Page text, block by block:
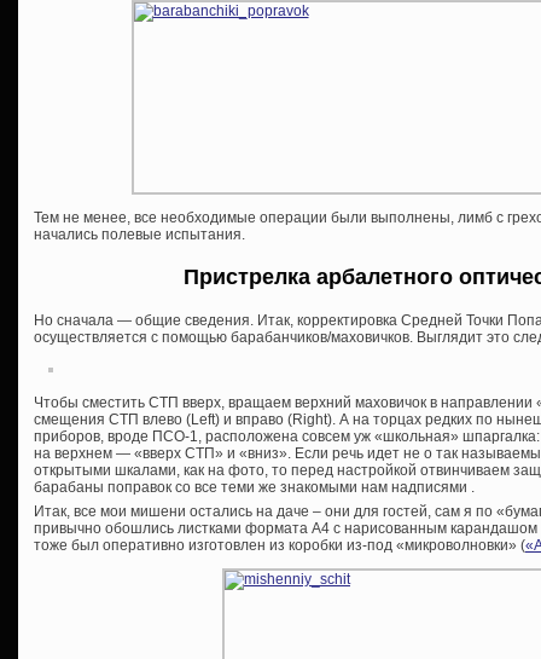
Тем не менее, все необходимые операции были выполнены, лимб с
начались полевые испытания.
Пристрелка арбалетного
Но сначала — общие сведения. Итак, корректировка Средней Точки
осуществляется с помощью барабанчиков/маховичков. Выглядит это
Чтобы сместить СТП вверх, вращаем верхний маховичок в
смещения СТП влево (Left) и вправо (Right). А на торцах редких по
приборов, вроде ПСО-1, расположена совсем уж «школьная»
на верхнем — «вверх СТП» и «вниз». Если речь идет не о так
открытыми шкалами, как на фото, то перед настройкой отвинчиваем
барабаны поправок со все теми же знакомыми нам надписями .
Итак, все мои мишени остались на даче – они для гостей, сам я по
привычно обошлись листками формата А4 с нарисованным
тоже был оперативно изготовлен из коробки из-под «микроволновки» (